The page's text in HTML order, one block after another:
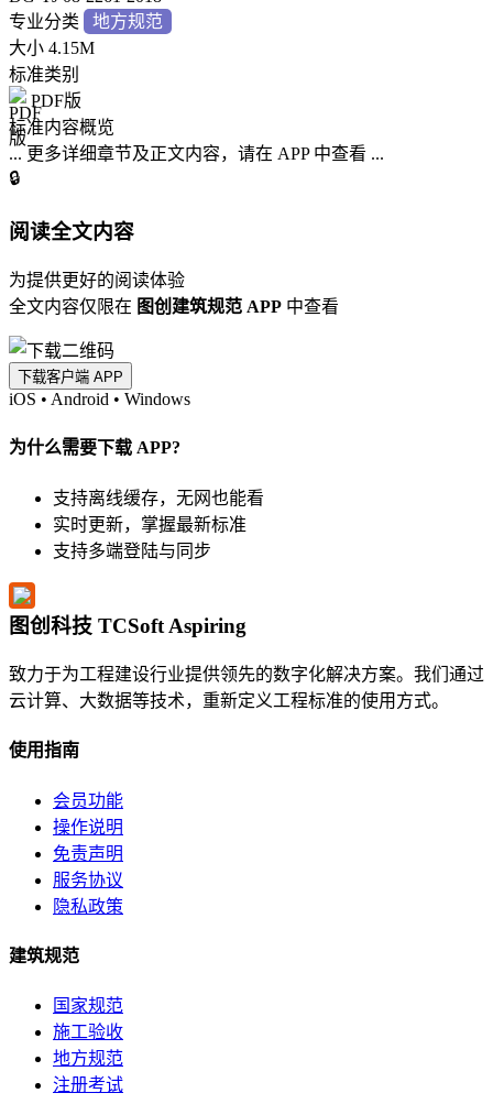
专业分类
地方规范
大小 4.15M
标准类别
PDF版
标准内容概览
... 更多详细章节及正文内容，请在 APP 中查看 ...
🔒
阅读全文内容
为提供更好的阅读体验
全文内容仅限在 图创建筑规范 APP 中查看
下载客户端 APP
iOS • Android • Windows
为什么需要下载 APP?
支持离线缓存，无网也能看
实时更新，掌握最新标准
支持多端登陆与同步
图创科技 TCSoft Aspiring
致力于为工程建设行业提供领先的数字化解决方案。我们通过
云计算、大数据等技术，重新定义工程标准的使用方式。
使用指南
会员功能
操作说明
免责声明
服务协议
隐私政策
建筑规范
国家规范
施工验收
地方规范
注册考试